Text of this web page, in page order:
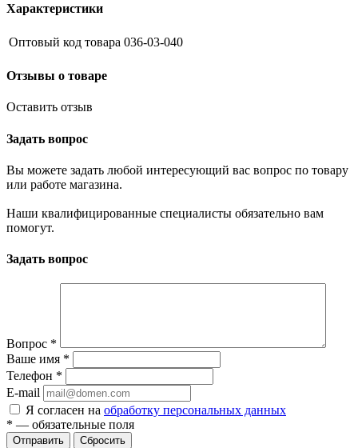
Характеристики
Оптовый код товара 036-03-040
Отзывы о товаре
Оставить отзыв
Задать вопрос
Вы можете задать любой интересующий вас вопрос по товару
или работе магазина.
Наши квалифицированные специалисты обязательно вам
помогут.
Задать вопрос
Вопрос *
Ваше имя *
Телефон *
E-mail
Я согласен на обработку персональных данных
* — обязательные поля
Отправить Сбросить